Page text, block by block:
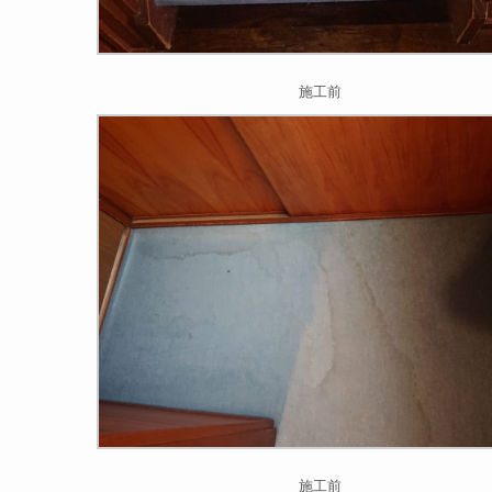
施工前
施工前